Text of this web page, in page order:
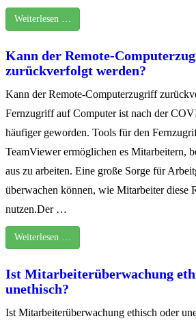
Weiterlesen …
Kann der Remote-
zurückverfolgt werden?
Kann der Remote-Computerzugriff
Fernzugriff auf Computer ist nach der
häufiger geworden. Tools für den
TeamViewer ermöglichen es Mitarbeitern,
aus zu arbeiten. Eine große Sorge für
überwachen können, wie Mitarbeiter diese
nutzen.Der …
Weiterlesen …
Ist Mitarbeiterüberwachung
unethisch?
Ist Mitarbeiterüberwachung ethisch oder